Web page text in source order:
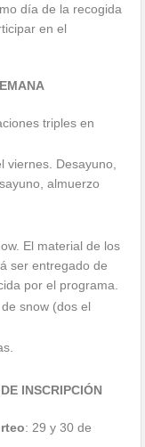
día de la recogida
en el
triples en
viernes. Desayuno,
almuerzo
El material de los
ser entregado de
por el programa.
snow (dos el
INSCRIPCIÓN
: 29 y 30 de